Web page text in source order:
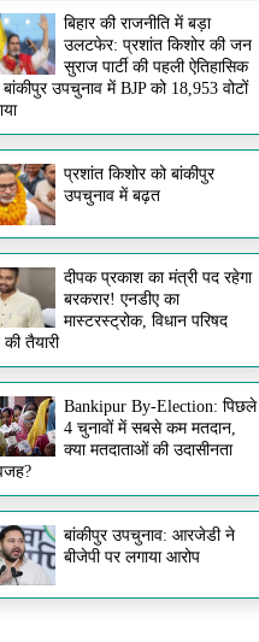
बिहार की राजनीति में बड़ा
उलटफेर: प्रशांत किशोर की जन
सुराज पार्टी की पहली ऐतिहासिक
उपचुनाव में BJP को 18,953 वोटों
प्रशांत किशोर को बांकीपुर
उपचुनाव में बढ़त
दीपक प्रकाश का मंत्री पद रहेगा
बरकरार! एनडीए का
मास्टरस्ट्रोक, विधान परिषद
तैयारी
Bankipur By-Election: पिछले
4 चुनावों में सबसे कम मतदान,
क्या मतदाताओं की उदासीनता
बांकीपुर उपचुनाव: आरजेडी ने
बीजेपी पर लगाया आरोप